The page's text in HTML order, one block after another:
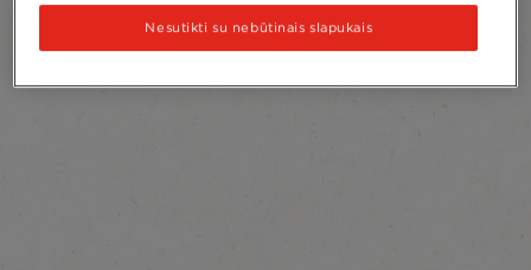
Nesutikti su nebūtinais slapukais